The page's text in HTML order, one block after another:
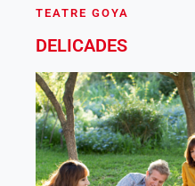
Comprar
TEATRE GOYA
DELICADES